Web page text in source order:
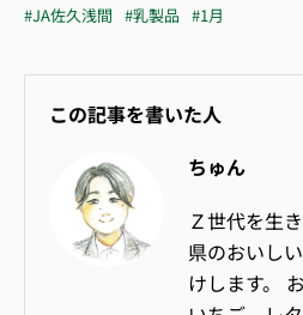
#JA佐久浅間 #乳製品 #1月
この記事を書いた人
ちゅん
Ｚ世代を生
県のおいし
けします。